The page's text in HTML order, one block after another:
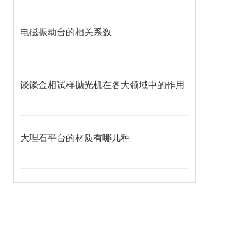
电磁振动台的相关系数
谈谈金相试样抛光机在各大领域中的作用
大理石平台的材质有哪几种